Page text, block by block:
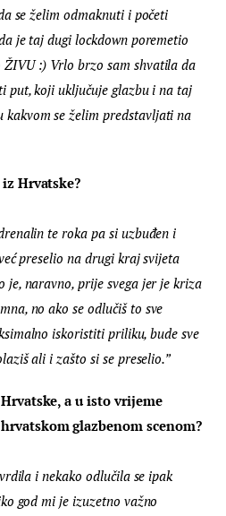
se želim odmaknuti i početi
je taj dugi lockdown poremetio
:) Vrlo brzo sam shvatila da
put, koji uključuje glazbu i na taj
kakvom se želim predstavljati na
Hrvatske?
te roka pa si uzbuđen i
preselio na drugi kraj svijeta
je, naravno, prije svega jer je kriza
no ako se odlučiš to sve
iskoristiti priliku, bude sve
ali i zašto si se preselio.”
a u isto vrijeme
glazbenom scenom?
i nekako odlučila se ipak
god mi je izuzetno važno